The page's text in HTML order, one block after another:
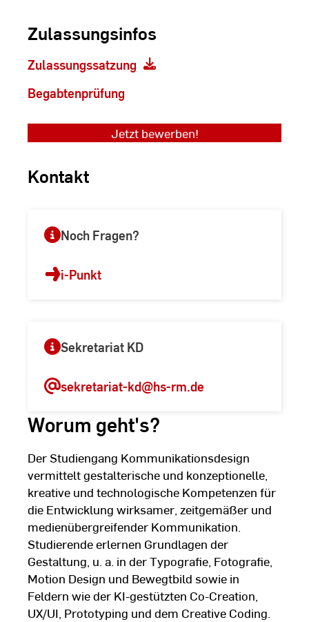
Zulassungsinfos
Zulassungssatzung
Begabtenprüfung
Jetzt bewerben!
Kontakt
Noch Fragen?
i-Punkt
Sekretariat KD
sekretariat-kd@hs-rm.de
Worum geht's?
Der Studiengang Kommunikationsdesign
vermittelt gestalterische und konzeptionelle,
kreative und technologische Kompetenzen für
die Entwicklung wirksamer, zeitgemäßer und
medienübergreifender Kommunikation.
Studierende erlernen Grundlagen der
Gestaltung, u. a. in der Typografie, Fotografie,
Motion Design und Bewegtbild sowie in
Feldern wie der KI-gestützten Co-Creation,
UX/UI, Prototyping und dem Creative Coding.